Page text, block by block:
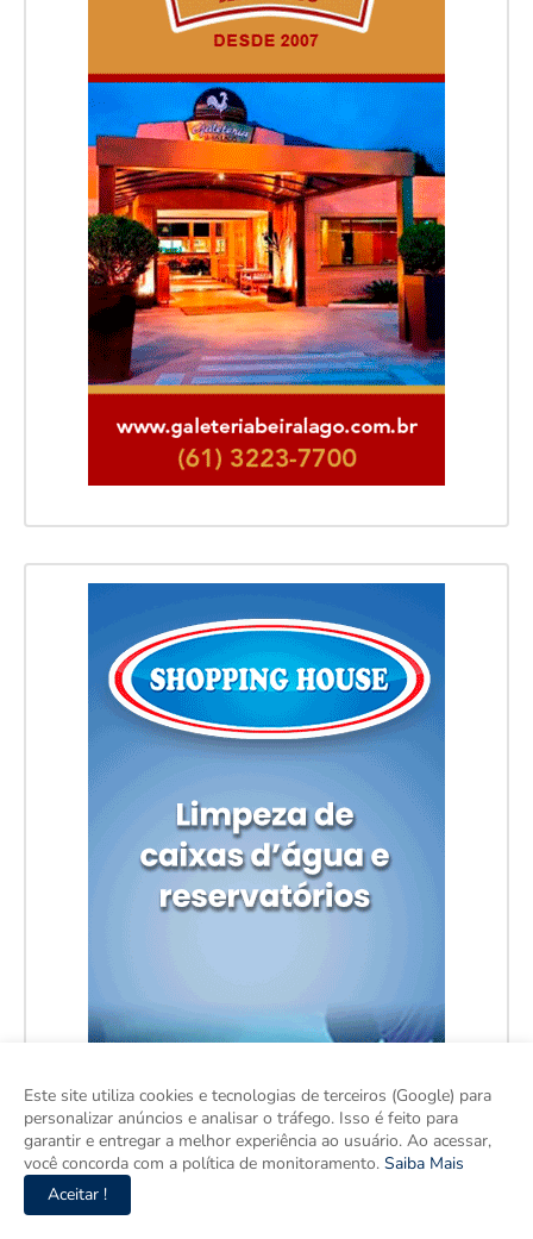
Este site utiliza cookies e tecnologias de terceiros (Google) para
personalizar anúncios e analisar o tráfego. Isso é feito para
garantir e entregar a melhor experiência ao usuário. Ao acessar,
você concorda com a política de monitoramento. Saiba Mais
Aceitar !